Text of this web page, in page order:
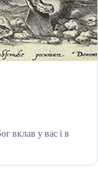
вклав у вас і в